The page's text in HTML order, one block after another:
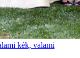
kék, valami